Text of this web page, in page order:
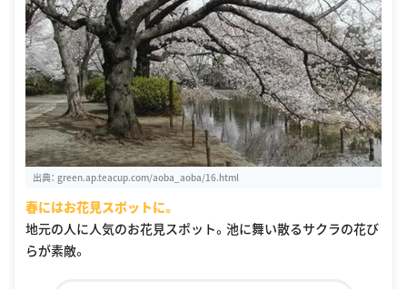
出典： green.ap.teacup.com/aoba_aoba/16.html
春にはお花見スポットに。
地元の人に人気のお花見スポット。池に舞い散るサクラの花び
らが素敵。